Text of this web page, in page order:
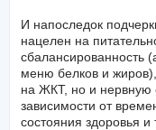
И напоследок
нацелен на
сбалансированность
меню белков и жиров),
на ЖКТ, но и нервную
зависимости от
состояния здоровья и